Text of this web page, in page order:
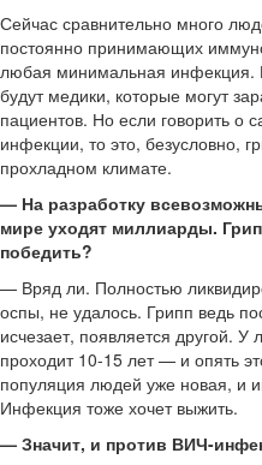
Сейчас сравнительно много
постоянно принимающих
любая минимальная инфекция.
будут медики, которые могут
пациентов. Но если говорить о
инфекции, то это, безусловно,
прохладном климате.
— На разработку
мире уходят миллиарды.
победить?
— Вряд ли. Полностью
оспы, не удалось. Грипп ведь
исчезает, появляется другой.
проходит 10-15 лет — и опять
популяция людей уже новая, и
Инфекция тоже хочет выжить.
— Значит, и против ВИЧ-